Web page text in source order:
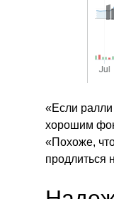
«Если
хорошим
«Похоже,
продлиться